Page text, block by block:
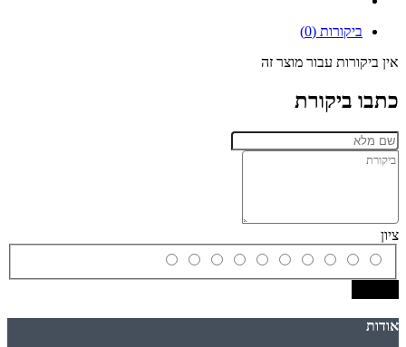
ביקורות (0)
אין ביקורות עבור מוצר זה
כתבו ביקורת
ציון
אודות